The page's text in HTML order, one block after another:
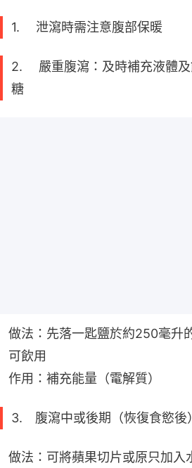
1. 泄瀉時需注意腹部保暖
2. 嚴重腹瀉：及時補充液體及
糖
做法：先落一匙鹽於約250毫升
可飲用
作用：補充能量（電解質）
3. 腹瀉中或後期（恢復食慾後
做法：可將蘋果切片或原只加入